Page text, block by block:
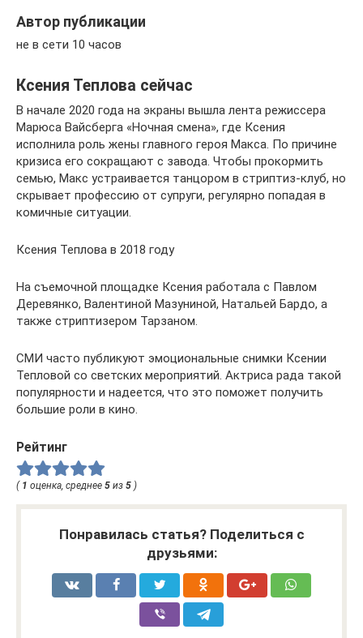
Автор публикации
не в сети 10 часов
Ксения Теплова сейчас
В начале 2020 года на экраны вышла лента режиссера
Марюса Вайсберга «Ночная смена», где Ксения
исполнила роль жены главного героя Макса. По причине
кризиса его сокращают с завода. Чтобы прокормить
семью, Макс устраивается танцором в стриптиз-клуб, но
скрывает профессию от супруги, регулярно попадая в
комичные ситуации.
Ксения Теплова в 2018 году
На съемочной площадке Ксения работала с Павлом
Деревянко, Валентиной Мазуниной, Натальей Бардо, а
также стриптизером Тарзаном.
СМИ часто публикуют эмоциональные снимки Ксении
Тепловой со светских мероприятий. Актриса рада такой
популярности и надеется, что это поможет получить
большие роли в кино.
Рейтинг
( 1 оценка, среднее 5 из 5 )
Понравилась статья? Поделиться с
друзьями: